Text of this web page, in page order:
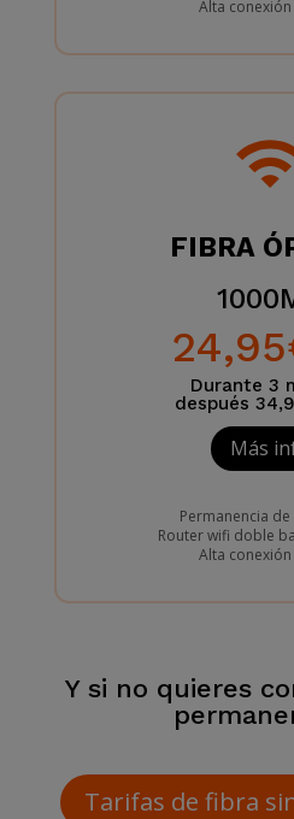
Alta
FIBRA
Durante 3
después
Más
Permanencia
Router wifi doble
Alta
Y si no quieres
Tarifas de fibra